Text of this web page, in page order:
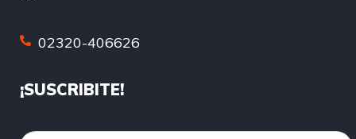
02320-406626
¡SUSCRIBITE!